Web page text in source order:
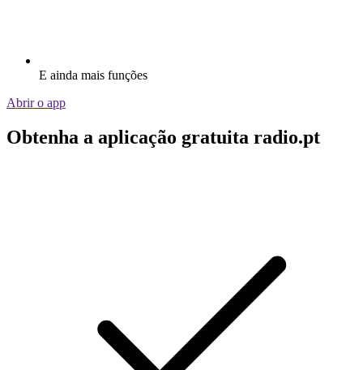
E ainda mais funções
Abrir o app
Obtenha a aplicação gratuita radio.pt